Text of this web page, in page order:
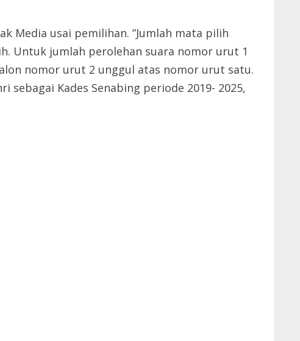
Media usai pemilihan. ”Jumlah mata pilih
Untuk jumlah perolehan suara nomor urut 1
nomor urut 2 unggul atas nomor urut satu.
sebagai Kades Senabing periode 2019- 2025,